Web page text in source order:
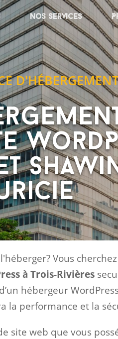
Nos services
Vous
à Trois-Rivières
hébergeur
la performance et la
site web que vous